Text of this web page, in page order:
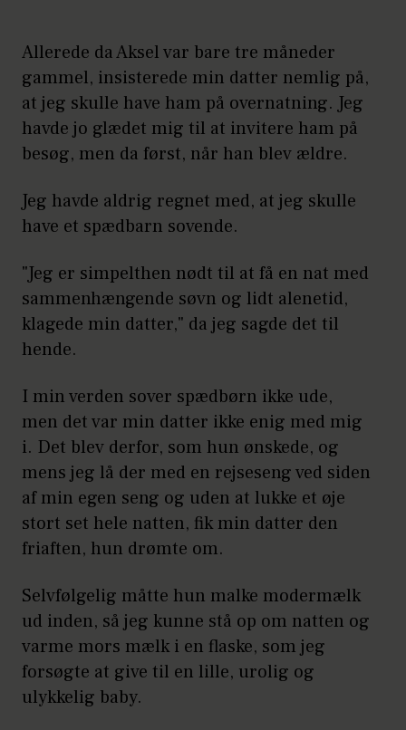
Allerede da Aksel var bare tre måneder
gammel, insisterede min datter nemlig på,
at jeg skulle have ham på overnatning. Jeg
havde jo glædet mig til at invitere ham på
besøg, men da først, når han blev ældre.
Jeg havde aldrig regnet med, at jeg skulle
have et spædbarn sovende.
"Jeg er simpelthen nødt til at få en nat med
sammenhængende søvn og lidt alenetid,
klagede min datter," da jeg sagde det til
hende.
I min verden sover spædbørn ikke ude,
men det var min datter ikke enig med mig
i. Det blev derfor, som hun ønskede, og
mens jeg lå der med en rejseseng ved siden
af min egen seng og uden at lukke et øje
stort set hele natten, fik min datter den
friaften, hun drømte om.
Selvfølgelig måtte hun malke modermælk
ud inden, så jeg kunne stå op om natten og
varme mors mælk i en flaske, som jeg
forsøgte at give til en lille, urolig og
ulykkelig baby.